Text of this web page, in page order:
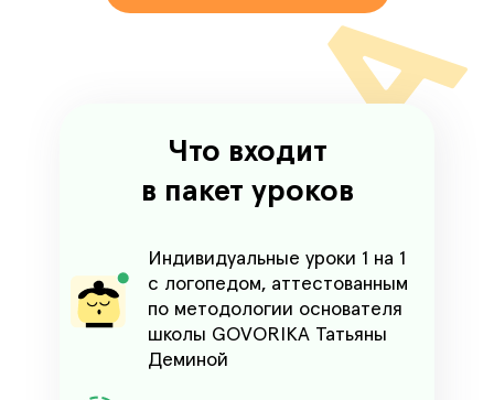
Что входит
в пакет уроков
Индивидуальные уроки 1 на 1
с логопедом, аттестованным
по методологии основателя
школы GOVORIKA‎ Татьяны
Деминой